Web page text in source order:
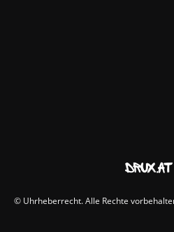
© Uhrheberrecht. Alle Rechte